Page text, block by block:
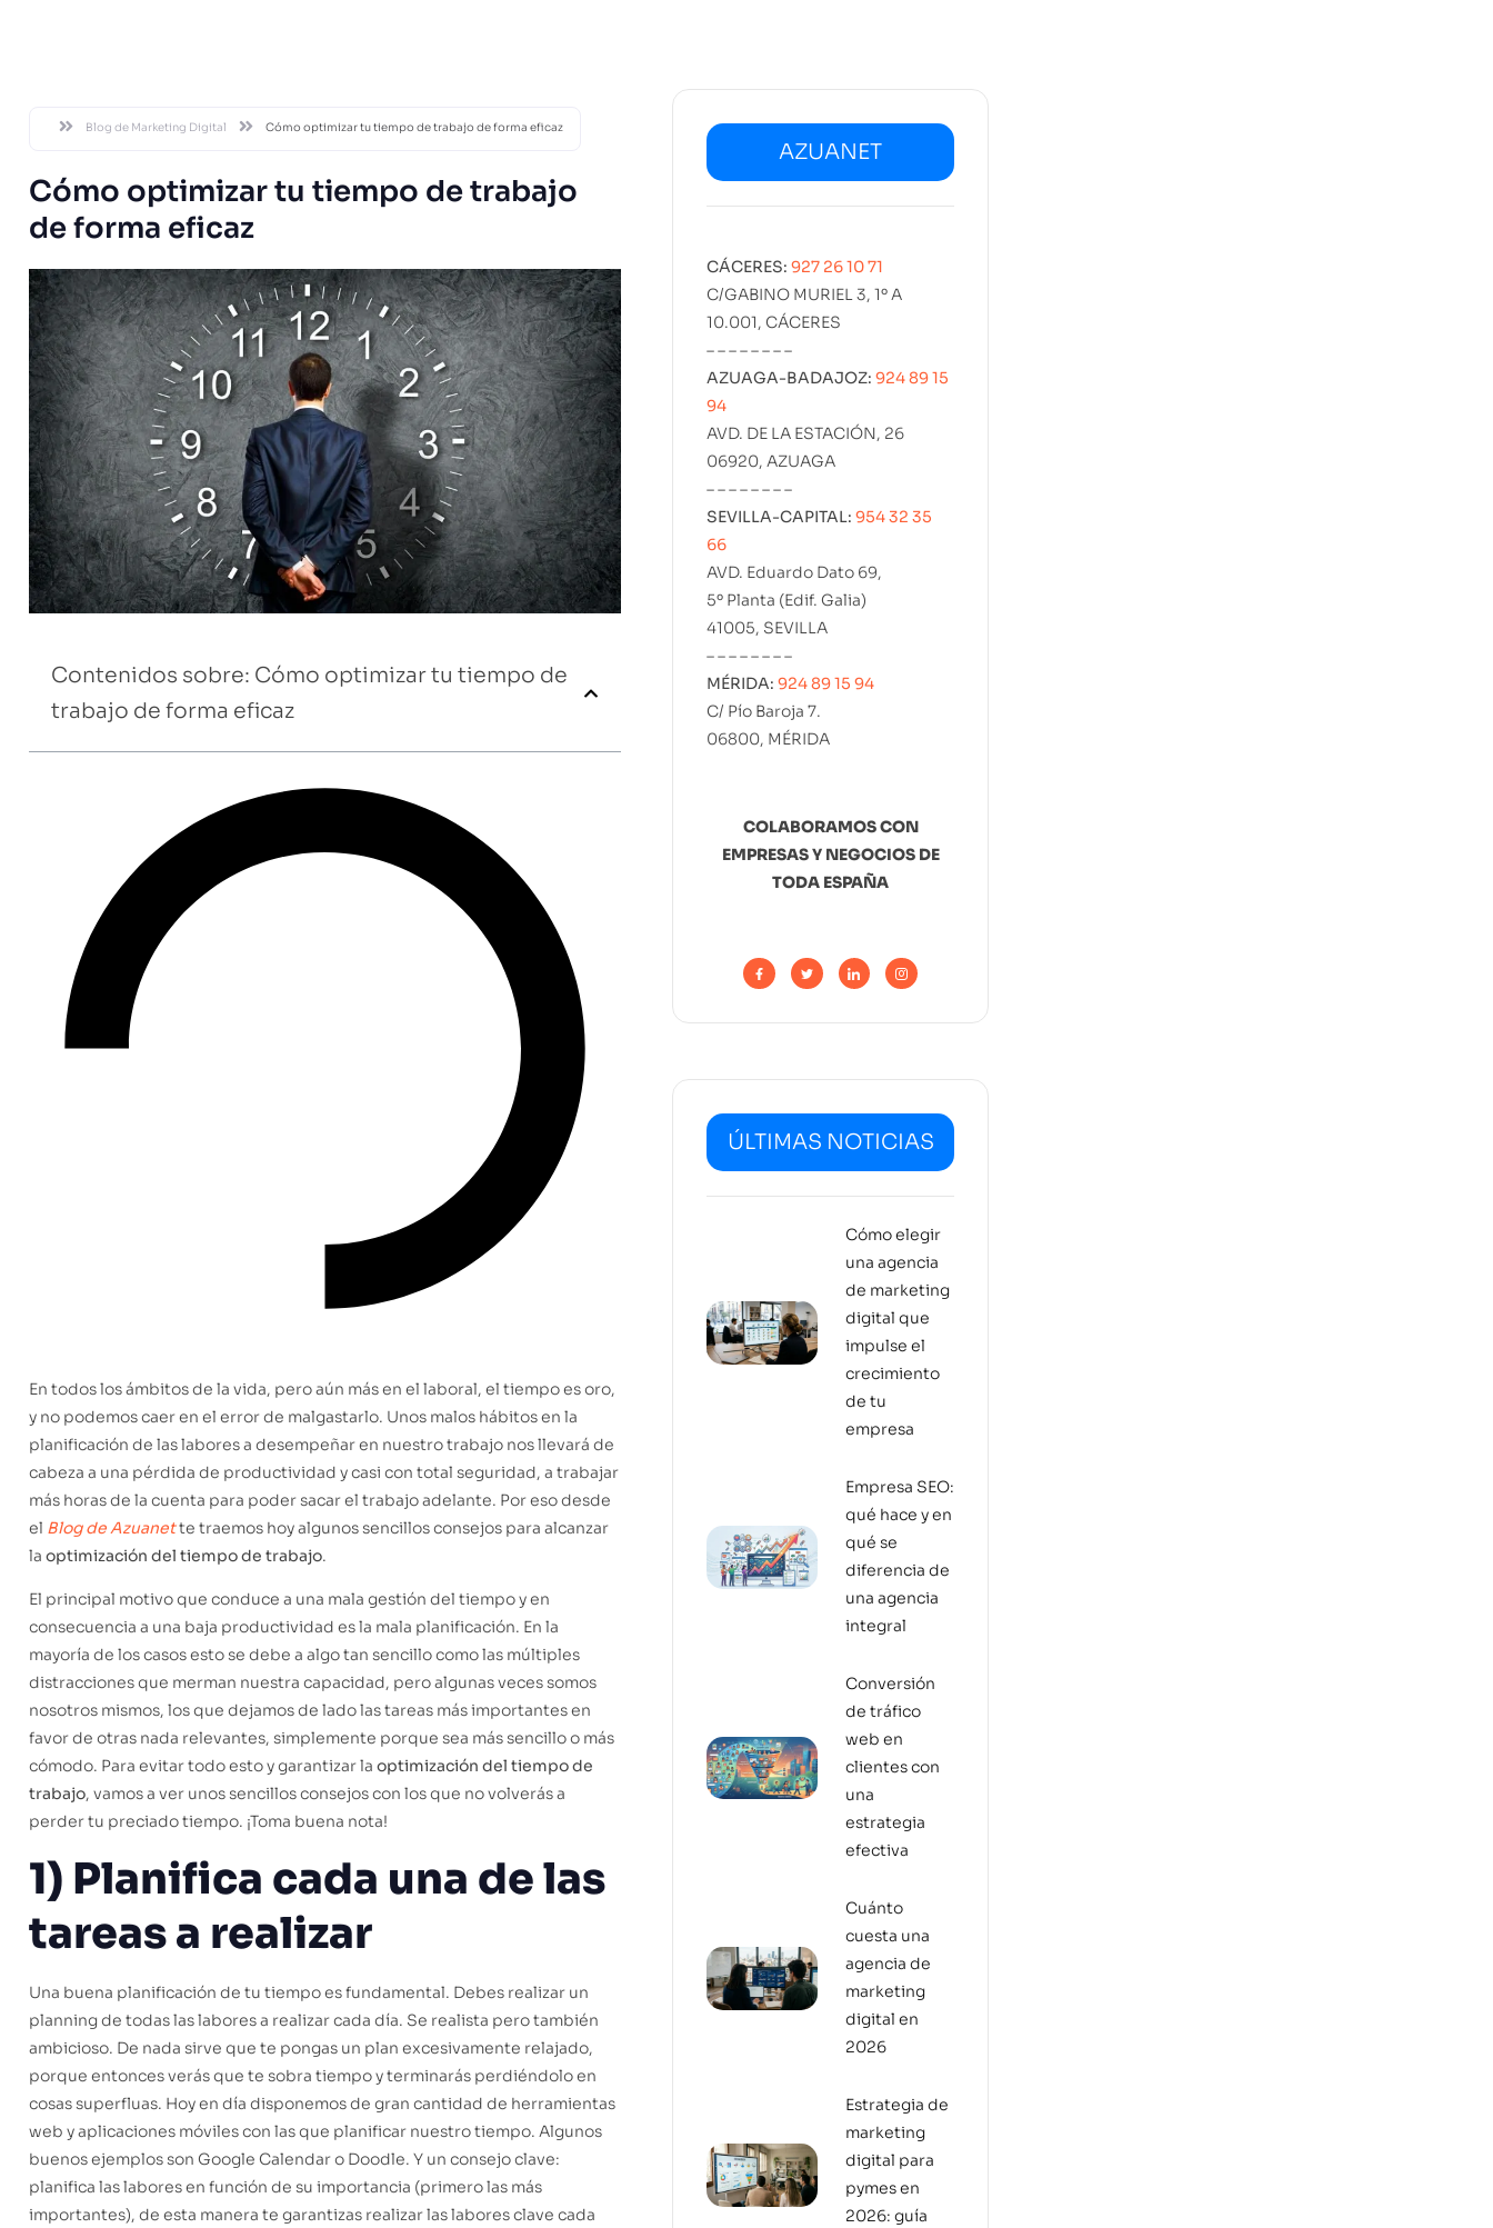
Blog de Marketing Digital Cómo optimizar tu tiempo de trabajo de forma eficaz
Cómo optimizar tu tiempo de trabajo
de forma eficaz
Contenidos sobre: Cómo optimizar tu tiempo de
trabajo de forma eficaz
En todos los ámbitos de la vida, pero aún más en el laboral, el tiempo es oro,
y no podemos caer en el error de malgastarlo. Unos malos hábitos en la
planificación de las labores a desempeñar en nuestro trabajo nos llevará de
cabeza a una pérdida de productividad y casi con total seguridad, a trabajar
más horas de la cuenta para poder sacar el trabajo adelante. Por eso desde
el Blog de Azuanette traemos hoy algunos sencillos consejos para alcanzar
la optimización del tiempo de trabajo.
El principal motivo que conduce a una mala gestión del tiempo y en
consecuencia a una baja productividad es la mala planificación. En la
mayoría de los casos esto se debe a algo tan sencillo como las múltiples
distracciones que merman nuestra capacidad, pero algunas veces somos
nosotros mismos, los que dejamos de lado las tareas más importantes en
favor de otras nada relevantes, simplemente porque sea más sencillo o más
cómodo. Para evitar todo esto y garantizar la optimización del tiempo de
trabajo, vamos a ver unos sencillos consejos con los que no volverás a
perder tu preciado tiempo. ¡Toma buena nota!
1) Planifica cada una de las
tareas a realizar
Una buena planificación de tu tiempo es fundamental. Debes realizar un
planning de todas las labores a realizar cada día. Se realista pero también
ambicioso. De nada sirve que te pongas un plan excesivamente relajado,
porque entonces verás que te sobra tiempo y terminarás perdiéndolo en
cosas superfluas. Hoy en día disponemos de gran cantidad de herramientas
web y aplicaciones móviles con las que planificar nuestro tiempo. Algunos
buenos ejemplos son Google Calendar o Doodle. Y un consejo clave:
planifica las labores en función de su importancia (primero las más
importantes), de esta manera te garantizas realizar las labores clave cada
AZUANET
CÁCERES: 927 26 10 71
C/GABINO MURIEL 3, 1º A
10.001, CÁCERES
– – – – – – – –
AZUAGA-BADAJOZ: 924 89 15
94
AVD. DE LA ESTACIÓN, 26
06920, AZUAGA
– – – – – – – –
SEVILLA-CAPITAL: 954 32 35
66
AVD. Eduardo Dato 69,
5º Planta (Edif. Galia)
41005, SEVILLA
– – – – – – – –
MÉRIDA: 924 89 15 94
C/ Pío Baroja 7.
06800, MÉRIDA
COLABORAMOS CON
EMPRESAS Y NEGOCIOS DE
TODA ESPAÑA
ÚLTIMAS NOTICIAS
Cómo elegir
una agencia
de marketing
digital que
impulse el
crecimiento
de tu
empresa
Empresa SEO:
qué hace y en
qué se
diferencia de
una agencia
integral
Conversión
de tráfico
web en
clientes con
una
estrategia
efectiva
Cuánto
cuesta una
agencia de
marketing
digital en
2026
Estrategia de
marketing
digital para
pymes en
2026: guía